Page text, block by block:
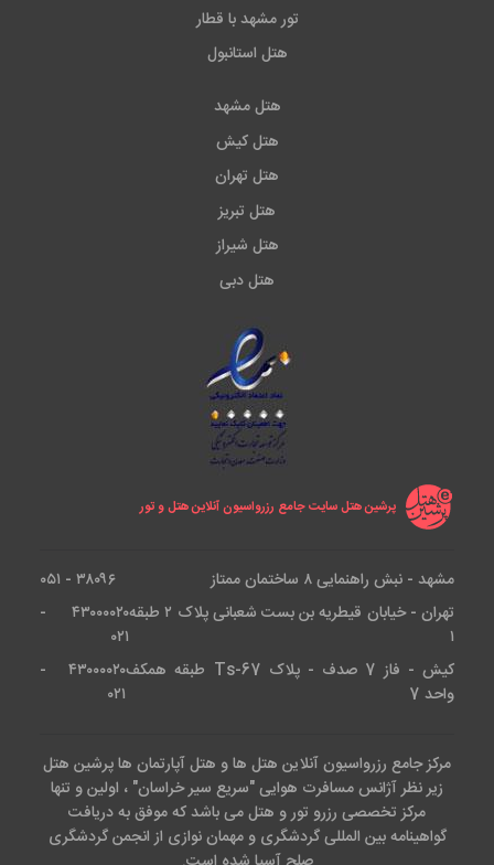
تور مشهد با قطار
هتل استانبول
هتل مشهد
هتل کیش
هتل تهران
هتل تبریز
هتل شیراز
هتل دبی
پرشین هتل سایت جامع رزرواسیون آنلاین هتل و تور
مشهد - نبش راهنمایی ۸ ساختمان ممتاز
۳۸۰۹۶ - ۰۵۱
تهران - خیابان قیطریه بن بست شعبانی پلاک ۲ طبقه
۱
۴۳۰۰۰۰۲۰ -
۰۲۱
کیش - فاز 7 صدف - پلاک Ts-67 طبقه همکف
واحد 7
۴۳۰۰۰۰۲۰ -
۰۲۱
مرکز جامع رزرواسیون آنلاین هتل ها و هتل آپارتمان ها پرشین هتل
زیر نظر آژانس مسافرت هوایی "سریع سیر خراسان" ، اولین و تنها
مرکز تخصصی رزرو تور و هتل می باشد که موفق به دریافت
گواهینامه بین المللی گردشگری و مهمان نوازی از انجمن گردشگری